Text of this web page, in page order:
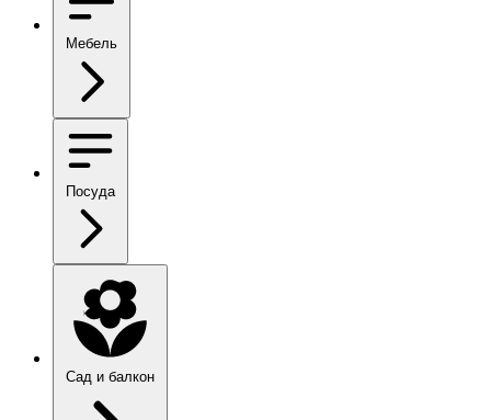
Мебель
Посуда
Сад и балкон